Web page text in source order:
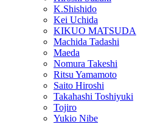
K.Shishido
Kei Uchida
KIKUO MATSUDA
Machida Tadashi
Maeda
Nomura Takeshi
Ritsu Yamamoto
Saito Hiroshi
Takahashi Toshiyuki
Tojiro
Yukio Nibe